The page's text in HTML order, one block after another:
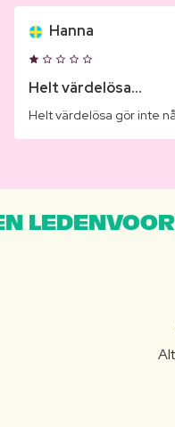
Hanna
Helt värdelösa...
Helt värdelösa gör inte